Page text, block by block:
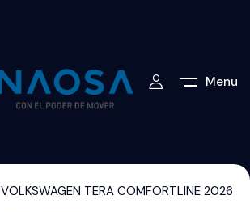
Menu
VOLKSWAGEN TERA COMFORTLINE 2026